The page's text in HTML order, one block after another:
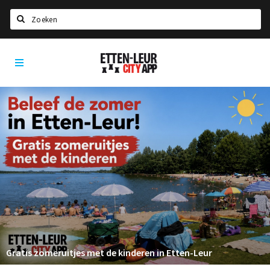
Home
Agenda
Deals
Party pics
Nieuws, interviews & blogs
Eten
Drinken
Slapen
Recreatief
Winkels
Etten-
Leur
Gratis zomeruitjes met de kinderen in Etten-Leur